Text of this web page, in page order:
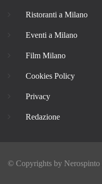
Ristoranti a Milano
Eventi a Milano
Film Milano
Cookies Policy
Privacy
Redazione
© Copyrights by Nerospinto